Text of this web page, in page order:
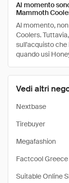
Vedi altri
Nextbase
Tirebuyer
Megafashion
Factcool Greece
Suitable Online
Al momento
Mammoth
Al momento,
Coolers.
sull'acquisto
quando usi